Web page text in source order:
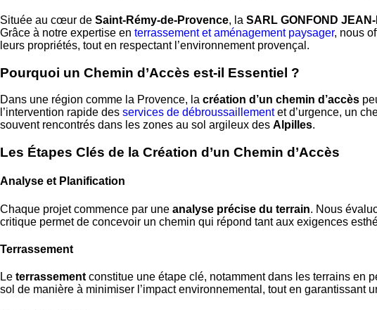
Située au cœur de Saint-Rémy-de-Provence, la SARL GONFOND
Grâce à notre expertise en terrassement et aménagement paysager, nous
leurs propriétés, tout en respectant l’environnement provençal.
Pourquoi un Chemin d’Accès est-il Essentiel ?
Dans une région comme la Provence, la création d’un chemin d’accès
l’intervention rapide des services de débroussaillementet d’urgence, un
souvent rencontrés dans les zones au sol argileux des Alpilles.
Les Étapes Clés de la Création d’un Chemin d’Accès
Analyse et Planification
Chaque projet commence par une analyse précise du terrain. Nous
critique permet de concevoir un chemin qui répond tant aux exigences
Terrassement
Le terrassement constitue une étape clé, notamment dans les terrains en
sol de manière à minimiser l’impact environnemental, tout en garantissant